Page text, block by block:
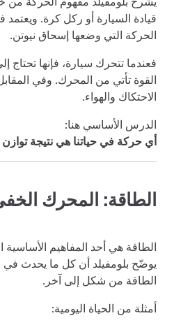
قيادة السيارة أو ركل كرة.
الحركة التي وضعها إسحاق نيوتن.
فعندما تتحرك سيارة، فإنها تحتاج
القوة تأتي من المحرك. وفي
الاحتكاك والهواء.
الدرس الأساسي هنا:
أي حركة في حياتنا هي نتيجة
الطاقة: المحرك
الطاقة هي أحد المفاهيم الأساسية
يوضّح بلومفيلد أن كل ما يحدث في
الطاقة من شكل إلى آخر.
أمثلة من الحياة اليومية: